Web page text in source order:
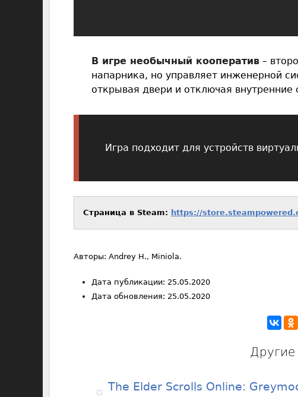
В игре необычный кооператив –
напарника, но управляет инженерной
открывая двери и отключая внутренние
Игра подходит для устройств
Страница в Steam: https://
Авторы: Andrey H., Miniola.
Дата публикации: 25.05.2020
Дата обновления: 25.05.2020
Другие
The Elder Scrolls Online: